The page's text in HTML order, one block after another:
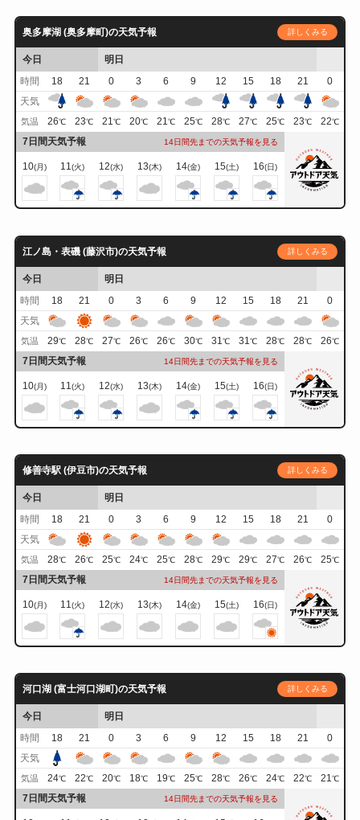
奥多摩湖 (奥多摩町)の天気予報 詳しくみる
今日
明日
時間
18 21 0 3 6 9 12 15 18 21
0
天気
気温 26℃ 23℃ 21℃ 20℃ 21℃ 25℃ 28℃ 27℃ 25℃ 23℃ 22℃
7日間天気予報 14日間先までの天気予報を見る
10(月) 11(火) 12(水) 13(木) 14(金) 15(土) 16(日)
江ノ島・表磯 (藤沢市)の天気予報 詳しくみる
今日
明日
時間
18 21 0 3 6 9 12 15 18 21
0
天気
気温 29℃ 28℃ 27℃ 26℃ 26℃ 30℃ 31℃ 31℃ 28℃ 28℃ 26℃
7日間天気予報 14日間先までの天気予報を見る
10(月) 11(火) 12(水) 13(木) 14(金) 15(土) 16(日)
修善寺駅 (伊豆市)の天気予報 詳しくみる
今日
明日
時間
18 21 0 3 6 9 12 15 18 21
0
天気
気温 28℃ 26℃ 25℃ 24℃ 25℃ 28℃ 29℃ 29℃ 27℃ 26℃ 25℃
7日間天気予報 14日間先までの天気予報を見る
10(月) 11(火) 12(水) 13(木) 14(金) 15(土) 16(日)
河口湖 (富士河口湖町)の天気予報 詳しくみる
今日
明日
時間
18 21 0 3 6 9 12 15 18 21
0
天気
気温 24℃ 22℃ 20℃ 18℃ 19℃ 25℃ 28℃ 26℃ 24℃ 22℃ 21℃
7日間天気予報 14日間先までの天気予報を見る